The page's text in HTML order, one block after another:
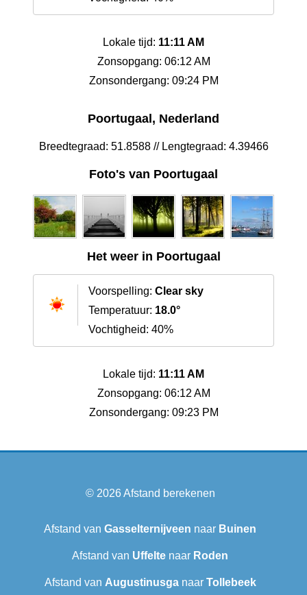
Lokale tijd: 11:11 AM
Zonsopgang: 06:12 AM
Zonsondergang: 09:24 PM
Poortugaal, Nederland
Breedtegraad: 51.8588 // Lengtegraad: 4.39466
Foto's van Poortugaal
Het weer in Poortugaal
Voorspelling: Clear sky
Temperatuur: 18.0°
Vochtigheid: 40%
Lokale tijd: 11:11 AM
Zonsopgang: 06:12 AM
Zonsondergang: 09:23 PM
© 2026Afstand berekenen
Afstand van Gasselternijveen naar Buinen
Afstand van Uffelte naar Roden
Afstand van Augustinusganaar Tollebeek